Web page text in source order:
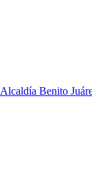
Alcaldía Benito